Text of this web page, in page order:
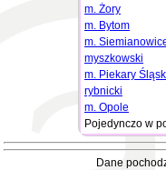
m. Żory
m. Bytom
m.
myszkowski
m. Piekary
rybnicki
m. Opole
Pojedynczo w
Dane